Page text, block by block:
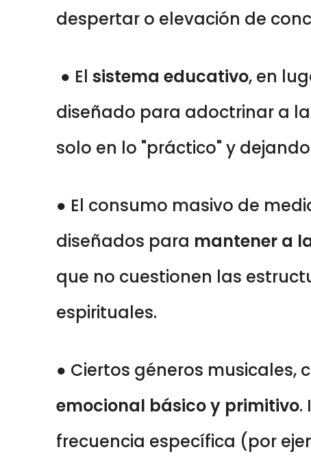
despertar o elevación de
● El sistema educativo, en
diseñado para adoctrinar a
solo en lo "práctico" y
● El consumo masivo de
diseñados para mantener a
que no cuestionen las
espirituales.
● Ciertos géneros
emocional básico y primitivo.
frecuencia específica (por